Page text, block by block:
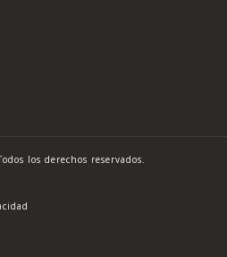
los derechos reservados.